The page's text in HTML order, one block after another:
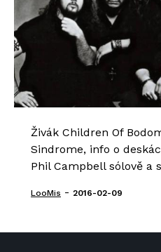
Živák Children Of
Sindrome, info o
Phil Campbell sólově a
LooMis - 2016-02-09